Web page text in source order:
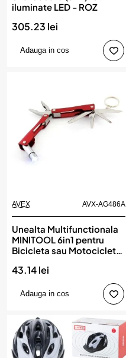
iluminate LED - ROZ
305.23 lei
Adauga in cos
AVEX AVX-AG486A
Unealta Multifunctionala
MINITOOL 6in1 pentru
Bicicleta sau Motocicleta
43.14 lei
Adauga in cos